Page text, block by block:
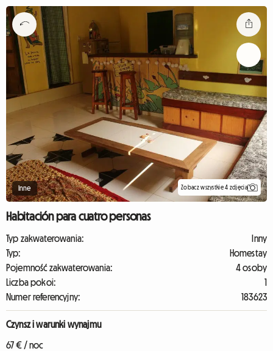
Inne Zobacz wszystkie 4 zdjęcia
Habitación para cuatro personas
Typ zakwaterowania:
Inny
Typ:
Homestay
Pojemność zakwaterowania:
4 osoby
Liczba pokoi:
1
Numer referencyjny:
183623
Czynsz i warunki wynajmu
67 € / noc